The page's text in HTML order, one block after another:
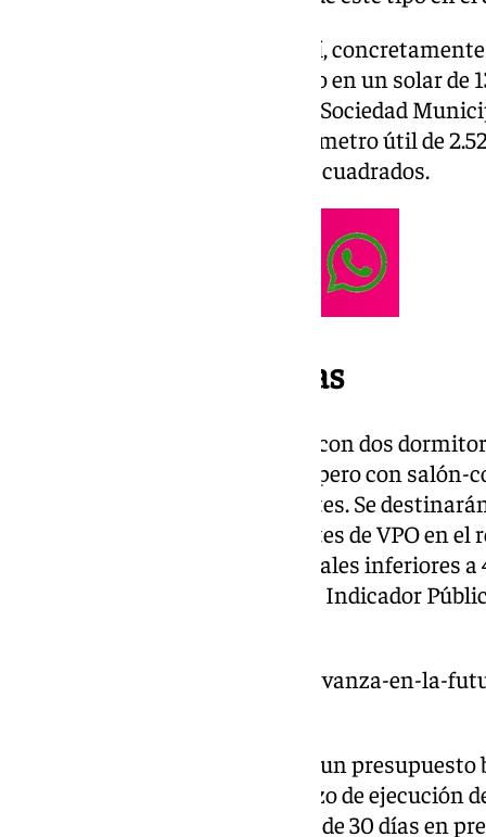
Las cinco serán en la calle Haití,
de planta baja además de cuatro en un solar
salido a licitación a través de la Sociedad
con un precio de referencia por metro útil de
casa desde 52,42 a 59,68 metros cuadrados.
Así serán las viviendas
Serán en régimen de propiedad con dos
cocina en la planta baja e igual pero con
las otras cuatro plantas restantes. Se
familiares que sean demandantes de VPO en
demandantes con ingresos anuales inferiores
familiar, sin superar 5,5 veces el Indicador
https://www.101tv.es/malaga-avanza-en-la-
Para estas obras, se cuenta con un
euros con IVA incluido y un plazo de ejecución
empresas interesadas un plazo de 30 días en